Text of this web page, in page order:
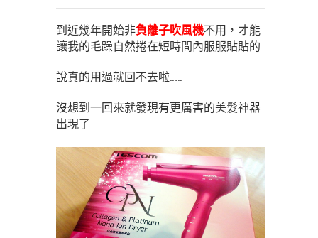
到近幾年開始非負離子吹風機不用，才能
讓我的毛躁自然捲在短時間內服服貼貼的
說真的用過就回不去啦……
沒想到一回來就發現有更厲害的美髮神器
出現了